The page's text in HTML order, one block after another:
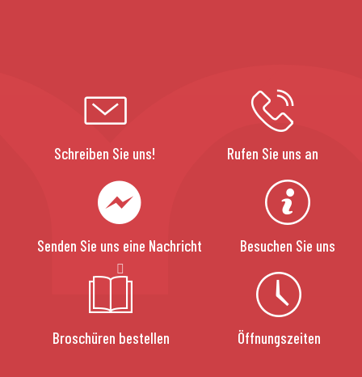
Schreiben Sie uns! Rufen Sie uns an
Senden Sie uns eine Nachricht Besuchen Sie uns
Broschüren bestellen Öffnungszeiten